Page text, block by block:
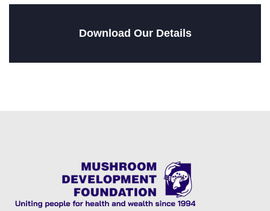
Download Our Details